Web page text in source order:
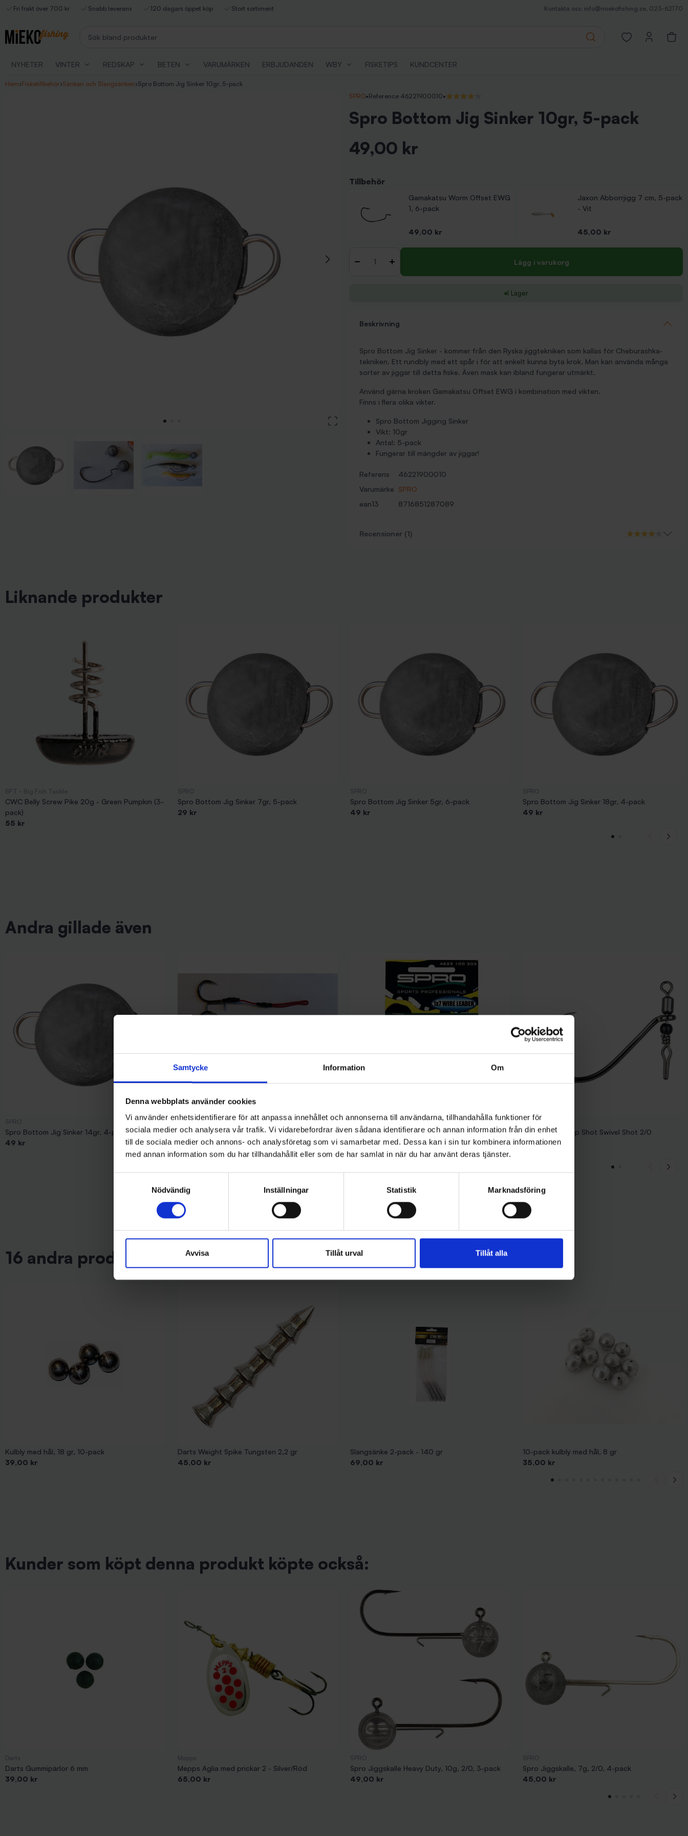
Samtycke Information Om
Denna webbplats använder cookies
Vi använder enhetsidentifierare för att anpassa innehållet och annonserna till användarna, tillhandahålla funktioner för
sociala medier och analysera vår trafik. Vi vidarebefordrar även sådana identifierare och annan information från din enhet
till de sociala medier och annons- och analysföretag som vi samarbetar med. Dessa kan i sin tur kombinera informationen
med annan information som du har tillhandahållit eller som de har samlat in när du har använt deras tjänster.
Nödvändig
Inställningar Statistik Marknadsföring
Avvisa Tillåt urval Tillåt alla
Fri frakt över 700 kr Snabb leverans 120 dagars öppet köp Stort sortiment Kontakta oss: info@miekofishing.se, 023-62170
Search
Open favorites
NYHETER VINTER REDSKAP BETEN VARUMÄRKEN ERBJUDANDEN WBY FISKETIPS KUNDCENTER
Hem›Fisketillbehör›Sänken och Slangsänken›Spro Bottom Jig Sinker 10gr, 5-pack
View large image
SPRO•Reference 46221900010•4/5 (1 recensioner)
Spro Bottom Jig Sinker 10gr, 5-pack
49,00 kr
Tillbehör
Gamakatsu Worm Offset EWG
1, 6-pack
Pris
49,00 kr
Jaxon Abborrjigg 7 cm, 5-pack
- Vit
Pris
45,00 kr
- + Lägg i varukorg
I Lager
Beskrivning
Spro Bottom Jig Sinker - kommer från den Ryska jiggtekniken som kallas för Cheburashka-
tekniken. Ett rundbly med ett spår i för att enkelt kunna byta krok. Man kan använda många
sorter av jiggar till detta fiske. Även mask kan ibland fungerar utmärkt.
Använd gärna kroken Gamakatsu Offset EWG i kombination med vikten.
Finns i flera olika vikter.
Spro Bottom Jigging Sinker
Vikt: 10gr
Antal: 5-pack
Fungerar till mängder av jiggar!
Referens
46221900010
Varumärke SPRO
ean13
8716851287089
Recensioner (1)
Liknande produkter
CWC Belly Screw Pike 20g - Green Pumpkin (3-
pack)
55 kr
Spro Bottom Jig Sinker 7gr, 5-pack
29 kr
Spro Bottom Jig Sinker 5gr, 6-pack
49 kr
Spro Bottom Jig Sinker 18gr, 4-pack
49 kr
Andra gillade även
Spro Bottom Jig Sinker 14gr, 4-pack
49 kr
Mieko Predator
Mieko Stinger Havsfiske 15 cm med spikes (2-
pack)
79 kr
SPRO
Spro 1x7 Kamobrun Tafs 18,2kg 50cm 2-pack
44 kr
Gamakatsu
Gamakatsu Drop Shot Swivel Shot 2/0
99 kr
16 andra produkter i samma kategori:
Kulbly med hål, 18 gr, 10-pack
Pris
39,00 kr
Darts Weight Spike Tungsten 2,2 gr
Pris
45,00 kr
Slangsänke 2-pack - 140 gr
Pris
69,00 kr
10-pack kulbly med hål, 8 gr
Pris
35,00 kr
Kunder som köpt denna produkt köpte också:
Darts Gummipärlor 6 mm
Pris
39,00 kr
Mepps Aglia med prickar 2 - Silver/Röd
Pris
65,00 kr
Spro Jiggskalle Heavy Duty, 10g, 2/0, 3-pack
Pris
49,00 kr
Spro Jiggskalle, 7g, 2/0, 4-pack
Pris
45,00 kr